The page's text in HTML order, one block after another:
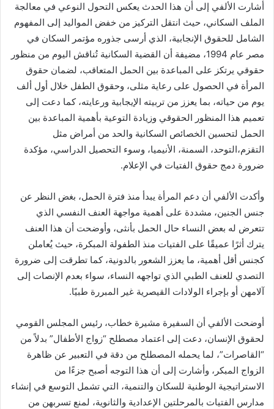
أشارت الألفي إلى أن هذا الحدث يعكس التحول النوعي في معالجة
الملف السكاني، حيث انتقل التركيز من خفض المواليد إلى المفهوم
الشامل للحقوق الإنجابية، الذي أرسى جذوره مؤتمر السكان في
مصر عام 1994، مضيفة أن القضية السكانية تُناقش اليوم من منظور
حقوقي يرتكز على المباعدة بين الحمل المتعاقب، لضمان حقوق
المرأة في الحصول على رعاية مثلى، وحقوق الطفل خلال أول ألف
يوم من حياته، بما يعزز من تربيته الإيجابية ورعايته، كما دعت إلى
تعميم هذا المنظور الحقوقي وزيادة التوعية بأهمية المباعدة بين
الحمل لتحسين الخصائص السكانية والحد من أمراض مثل
التقزم،التوحد، السمنة، الأنيميا، وسوء التحصيل الدراسي، مؤكدة
ضرورة دمج حقوق الفتيات في الإعلام.
وأكدت الألفي أن دعم المرأة يبدأ منذ فترة الحمل، بغض النظر عن
جنس الجنين، مشددة على أهمية مواجهة العنف النفسي الذي
تتعرض له بعض النساء حال الحمل بأنثى، وأوضحت أن هذا العنف
يترك أثرًا عميقًا على الفتيات منذ الطفولة المبكرة، حيث يُعاملن
كجنس أقل أهمية، ما يعزز الشعور بالدونية، كما تطرقت إلى ضرورة
التصدي للعنف الطبي الذي تواجهه النساء، سواء بعدم الإنصات إلى
آلامهن أو بإجراء الولادات القيصرية غير المبررة طبيًا.
أوضحت الألفي أن السفيرة مشيرة خطاب، رئيس المجلس القومي
لحقوق الإنسان، دعت إلى اعتماد مصطلح “زواج الأطفال” بدلاً من
“القاصرات”، لما يحمله المصطلح من دقة في التعبير عن ظاهرة
الزواج المبكر، وأشارت إلى أن هذا التوجه أصبح جزءًا من
الاستراتيجية الوطنية للسكان والتنمية، التي تشمل التوسع في إنشاء
مدارس الفتيات بالمرحلتين الإعدادية والثانوية، لمنع تسربهن من